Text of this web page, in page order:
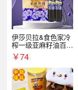
伊莎贝拉&食色家冷
榨一级亚麻籽油百紫
千红500ml*2礼盒
￥74